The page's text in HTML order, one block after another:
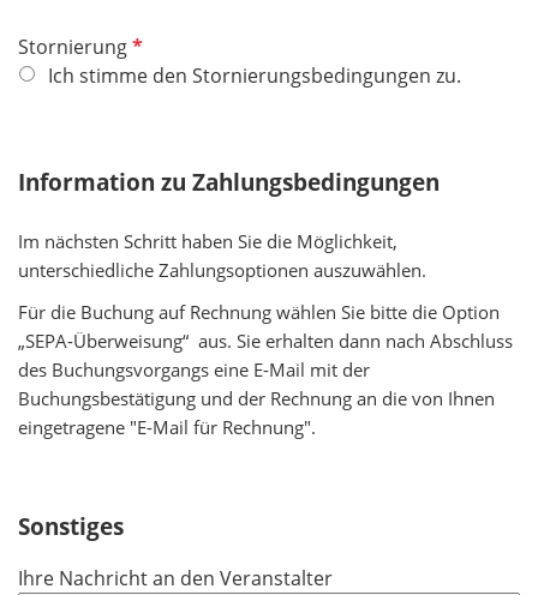
StornierungP
f
h
f
e
l
d
Ich stimme den Stornierungsbedingungen zu.
Information zu Zahlungsbedingungen
Im nächsten Schritt haben Sie die Möglichkeit,
unterschiedliche Zahlungsoptionen auszuwählen.
Für die Buchung auf Rechnung wählen Sie bitte die Option
„SEPA-Überweisung“ aus. Sie erhalten dann nach Abschluss
des Buchungsvorgangs eine E-Mail mit der
Buchungsbestätigung und der Rechnung an die von Ihnen
eingetragene "E-Mail für Rechnung".
Sonstiges
Ihre Nachricht an den Veranstalter